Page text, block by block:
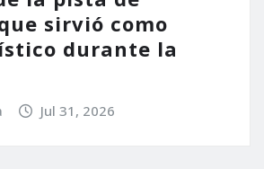
sirvió como
durante la
Jul 31, 2026